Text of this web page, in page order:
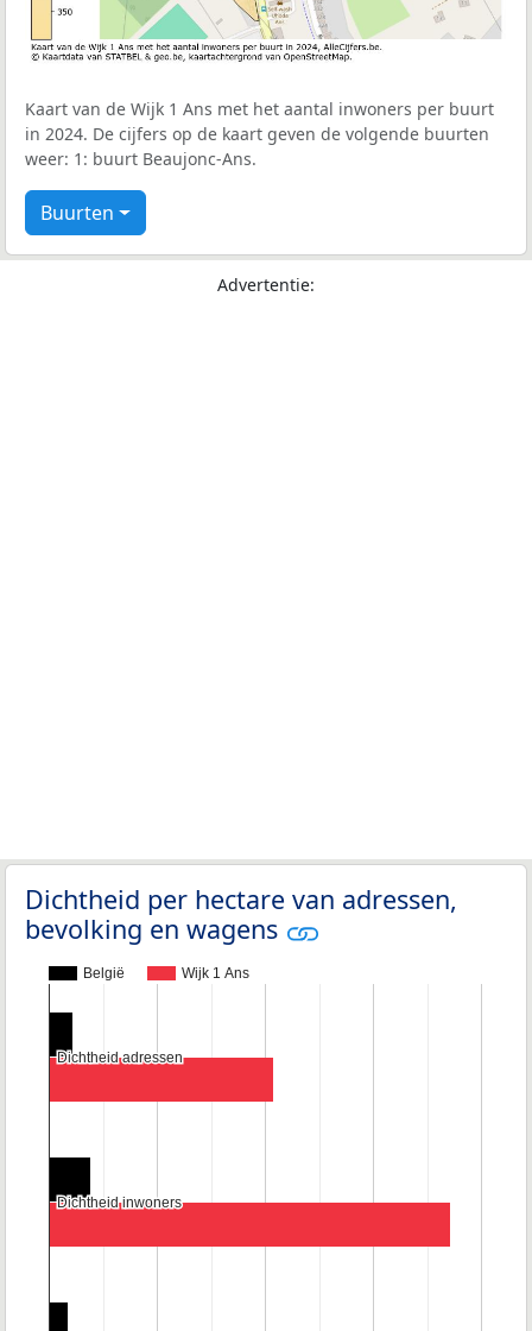
Kaart van de Wijk 1 Ans met het aantal inwoners per buurt
in 2024. De cijfers op de kaart geven de volgende buurten
weer: 1: buurt Beaujonc-Ans.
Buurten
Advertentie:
Dichtheid per hectare van adressen,
bevolking en wagens
België Wijk 1 Ans
Dichtheid adressen
Dichtheid adressen
Dichtheid inwoners
Dichtheid inwoners